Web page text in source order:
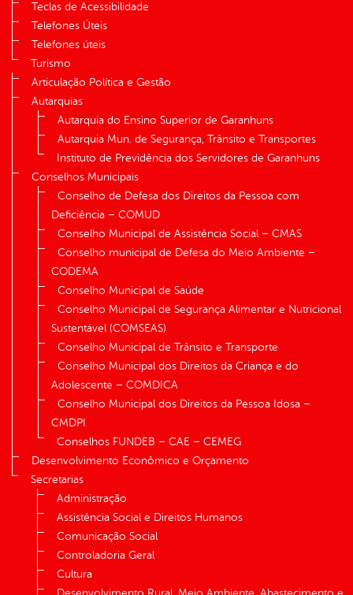
Teclas de Acessibilidade
Telefones Úteis
Telefones úteis
Turismo
Articulação Política e Gestão
Autarquias
Autarquia do Ensino Superior de Garanhuns
Autarquia Mun. de Segurança, Trânsito e Transportes
Instituto de Previdência dos Servidores de Garanhuns
Conselhos Municipais
Conselho de Defesa dos Direitos da Pessoa com
Deficiência – COMUD
Conselho Municipal de Assistência Social – CMAS
Conselho municipal de Defesa do Meio Ambiente –
CODEMA
Conselho Municipal de Saúde
Conselho Municipal de Segurança Alimentar e Nutricional
Sustentável (COMSEAS)
Conselho Municipal de Trânsito e Transporte
Conselho Municipal dos Direitos da Criança e do
Adolescente – COMDICA
Conselho Municipal dos Direitos da Pessoa Idosa –
CMDPI
Conselhos FUNDEB – CAE – CEMEG
Desenvolvimento Econômico e Orçamento
Secretarias
Administração
Assistência Social e Direitos Humanos
Comunicação Social
Controladoria Geral
Cultura